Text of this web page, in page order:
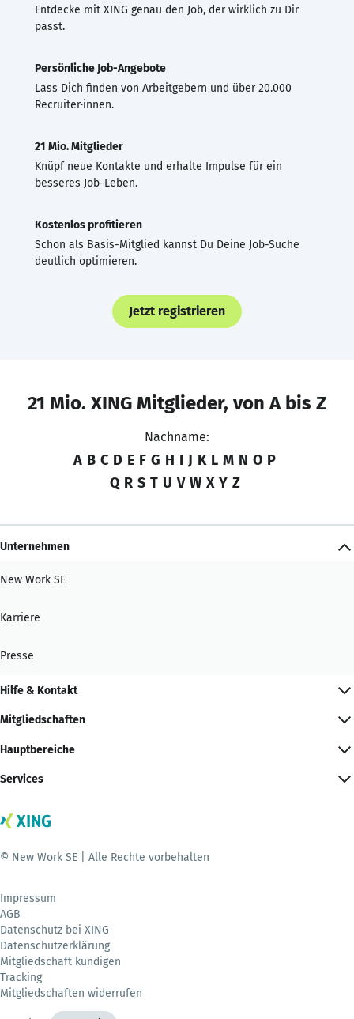
Entdecke mit XING genau den Job, der wirklich zu Dir
passt.
Persönliche Job-Angebote
Lass Dich finden von Arbeitgebern und über 20.000
Recruiter·innen.
21 Mio. Mitglieder
Knüpf neue Kontakte und erhalte Impulse für ein
besseres Job-Leben.
Kostenlos profitieren
Schon als Basis-Mitglied kannst Du Deine Job-Suche
deutlich optimieren.
Jetzt registrieren
21 Mio. XING Mitglieder, von A bis Z
Nachname:
A B C D E F G H I J K L M N O P
Q R S T U V W X Y Z
Unternehmen
New Work SE
Karriere
Presse
Hilfe & Kontakt
Mitgliedschaften
Hauptbereiche
Services
© New Work SE | Alle Rechte vorbehalten
Impressum
AGB
Datenschutz bei XING
Datenschutzerklärung
Mitgliedschaft kündigen
Tracking
Mitgliedschaften widerrufen